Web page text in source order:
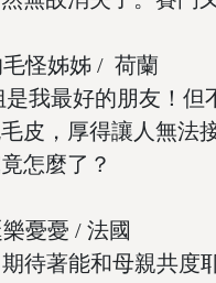
毛怪姊姊 / 荷蘭
我最好的朋友！但
皮，厚得讓人無法
怎麼了？
憂憂 / 法國
待著能和母親共度